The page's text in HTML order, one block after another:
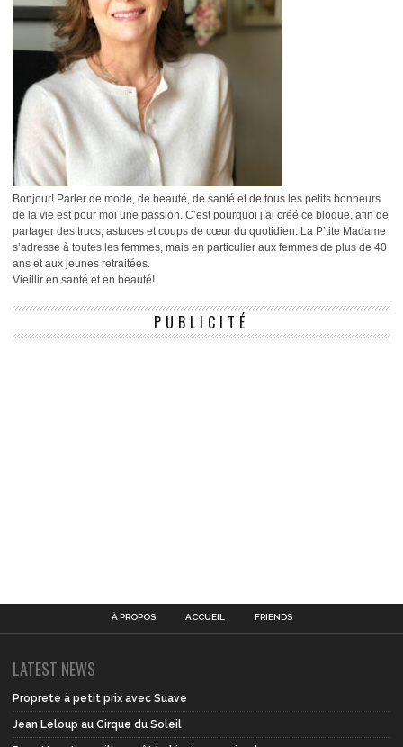
Bonjour! Parler de mode, de beauté, de santé et de tous les petits bonheurs
de la vie est pour moi une passion. C’est pourquoi j’ai créé ce blogue, afin de
partager des trucs, astuces et coups de cœur du quotidien. La P’tite Madame
s’adresse à toutes les femmes, mais en particulier aux femmes de plus de 40
ans et aux jeunes retraitées.
Vieillir en santé et en beauté!
PUBLICITÉ
À PROPOS ACCUEIL FRIENDS
LATEST NEWS
Propreté à petit prix avec Suave
Jean Leloup au Cirque du Soleil